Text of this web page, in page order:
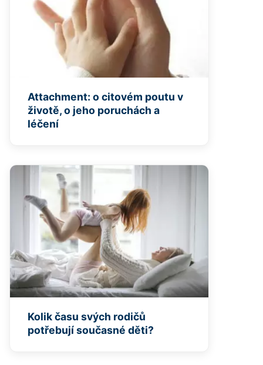
Attachment: o citovém poutu v
životě, o jeho poruchách a
léčení
Kolik času svých rodičů
potřebují současné děti?